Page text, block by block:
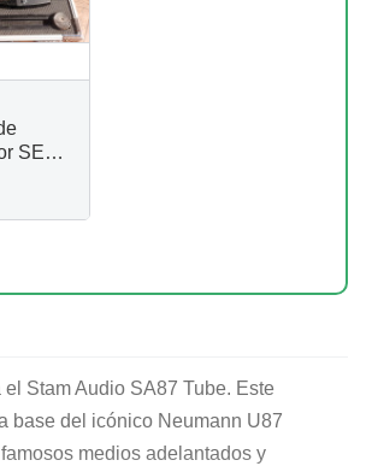
SE
el Stam Audio SA87 Tube. Este
base del icónico Neumann U87
medios adelantados y